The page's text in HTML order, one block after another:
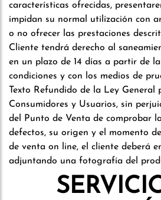
características ofrecidas,
impidan su normal utilización con
o no ofrecer las prestaciones
Cliente tendrá derecho al
en un plazo de 14 días a partir de
condiciones y con los medios de
Texto Refundido de la Ley General
Consumidores y Usuarios, sin
del Punto de Venta de comprobar
defectos, su origen y el momento
de venta on line, el cliente deberá
adjuntando una fotografía del